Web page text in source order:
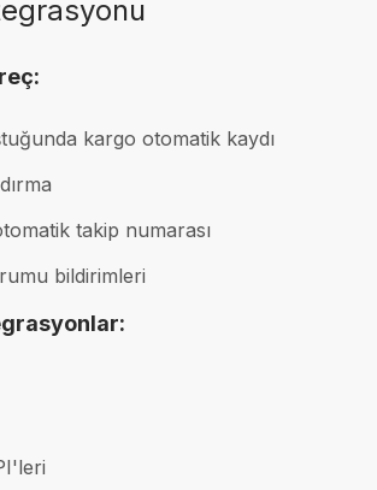
kargo otomatik kaydı
takip numarası
bildirimleri